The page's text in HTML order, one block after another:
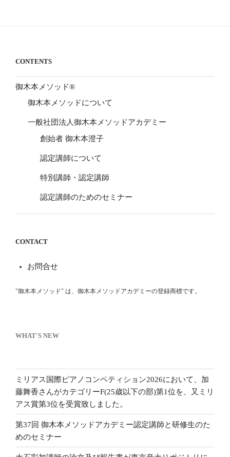
CONTENTS
御木本メソッド®
御木本メソッドについて
一般社団法人御木本メソッドアカデミー
創始者 御木本澄子
認定講師について
特別講師・認定講師
認定講師のためのセミナー
CONTACT
お問合せ
"御木本メソッド" は、御木本メソッドアカデミーの登録商標です。
WHAT'S NEW
ミリアス国際ピアノコンペティション2026において、加
藤舞香さんがカテゴリーF(25歳以下の部)第1位を、又ミリ
アス賞第3位を受賞致しました。
第37回 御木本メソッドアカデミー認定講師と研修生のた
めのセミナー